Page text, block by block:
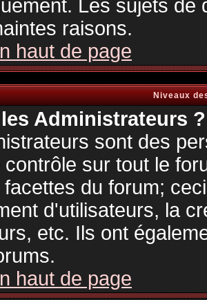
Les sujets
raisons.
haut de page
Niveaux
Administrateurs ?
sont des
sur tout le
du forum;
d'utilisateurs, la
etc. Ils ont
haut de page